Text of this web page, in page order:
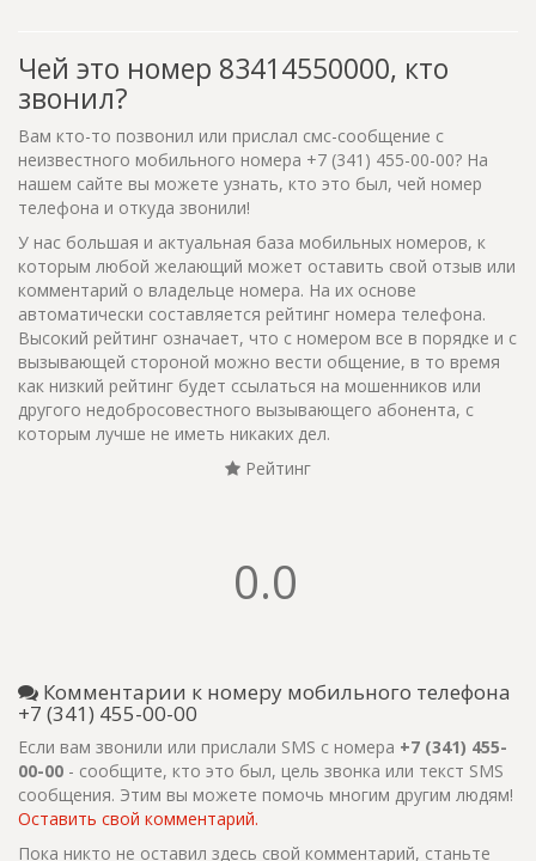
Чей это номер 83414550000, кто
звонил?
Вам кто-то позвонил или прислал смс-сообщение с
неизвестного мобильного номера +7 (341) 455-00-00? На
нашем сайте вы можете узнать, кто это был, чей номер
телефона и откуда звонили!
У нас большая и актуальная база мобильных номеров, к
которым любой желающий может оставить свой отзыв или
комментарий о владельце номера. На их основе
автоматически составляется рейтинг номера телефона.
Высокий рейтинг означает, что с номером все в порядке и с
вызывающей стороной можно вести общение, в то время
как низкий рейтинг будет ссылаться на мошенников или
другого недобросовестного вызывающего абонента, с
которым лучше не иметь никаких дел.
Рейтинг
0.0
Комментарии к номеру мобильного телефона
+7 (341) 455-00-00
Если вам звонили или прислали SMS с номера +7 (341) 455-
00-00 - сообщите, кто это был, цель звонка или текст SMS
сообщения. Этим вы можете помочь многим другим людям!
Оставить свой комментарий.
Пока никто не оставил здесь свой комментарий, станьте